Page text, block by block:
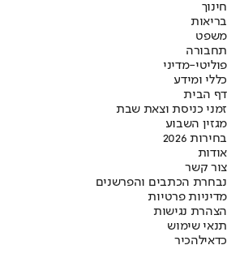
חינוך
בריאות
משפט
תחבורה
פוליטי-מדיני
כללי ומידע
דף הבית
זמני כניסת וצאת שבת
מגזין השבוע
בחירות 2026
אודות
צור קשר
נבחרת הכתבים והפרשנים
מדיניות פרטיות
הצהרת נגישות
תנאי שימוש
כדאילהכיר